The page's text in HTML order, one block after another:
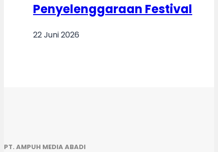
Penyelenggaraan Festival
22 Juni 2026
PT. AMPUH MEDIA ABADI